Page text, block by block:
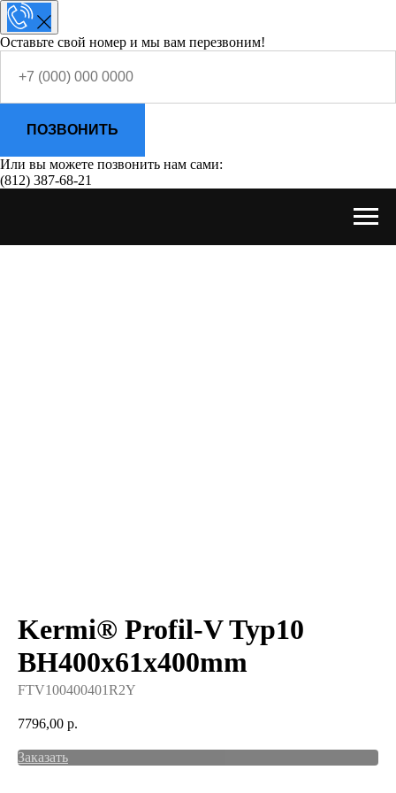
Оставьте свой номер и мы вам перезвоним!
ПОЗВОНИТЬ
Или вы можете позвонить нам сами:
(812) 387-68-21
Kermi® Profil-V Typ10
BH400x61x400mm
FTV100400401R2Y
7796,00 р.
Заказать